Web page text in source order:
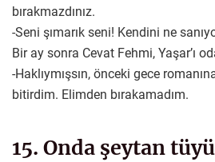
bırakmazdınız.
-Seni şımarık seni! Kendini ne
Bir ay sonra Cevat Fehmi, Yaşar’ı
-Haklıymışsın, önceki gece
bitirdim. Elimden bırakamadım.
15. Onda şeytan